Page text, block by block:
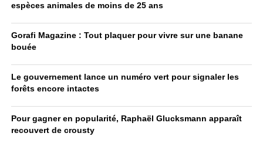
espèces animales de moins de 25 ans
Gorafi Magazine : Tout plaquer pour vivre sur une banane
bouée
Le gouvernement lance un numéro vert pour signaler les
forêts encore intactes
Pour gagner en popularité, Raphaël Glucksmann apparaît
recouvert de crousty